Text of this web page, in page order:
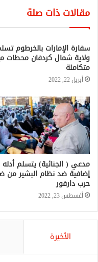
مقالات ذات صلة
سفارة الإمارات بالخرطوم
ولاية شمال كردفان محطات
متكاملة
أبريل 22, 2022
مدعي ( الجنائية) يتسلم أدله
إضافية ضد نظام البشير من
حرب دارفور
أغسطس 23, 2022
الأخيرة